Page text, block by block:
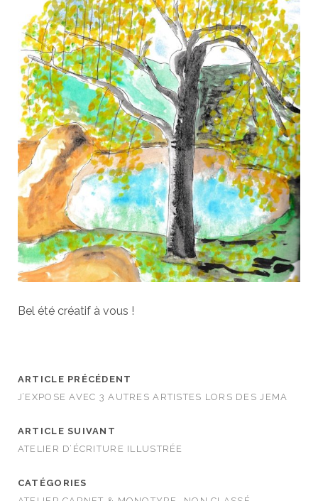
Bel été créatif à vous !
ARTICLE PRÉCÉDENT
J’EXPOSE AVEC 3 AUTRES ARTISTES LORS DES JEMA
ARTICLE SUIVANT
ATELIER D’ÉCRITURE ILLUSTRÉE
CATÉGORIES